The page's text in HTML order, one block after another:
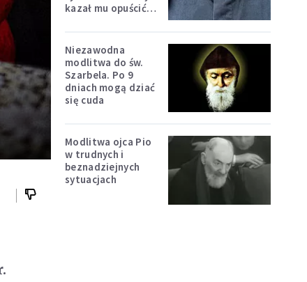
kazał mu opuścić
Niezawodna
modlitwa do św.
Szarbela. Po 9
dniach mogą dziać
się cuda
Modlitwa ojca Pio
w trudnych i
beznadziejnych
sytuacjach